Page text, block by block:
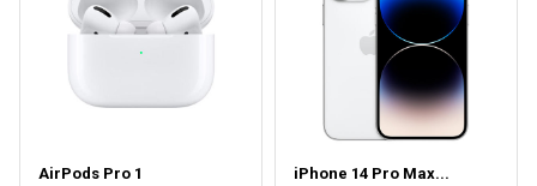
AirPods Pro 1 iPhone 14 Pro Max...